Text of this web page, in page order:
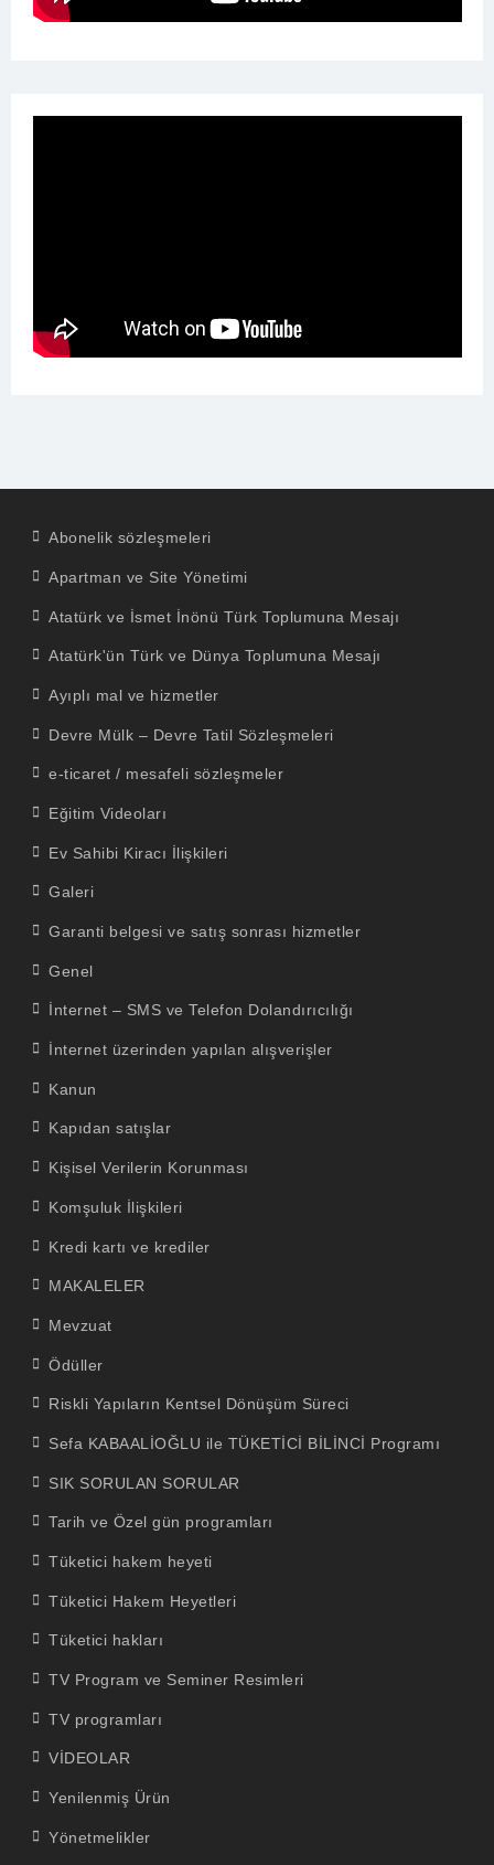
Abonelik sözleşmeleri
Apartman ve Site Yönetimi
Atatürk ve İsmet İnönü Türk Toplumuna Mesajı
Atatürk'ün Türk ve Dünya Toplumuna Mesajı
Ayıplı mal ve hizmetler
Devre Mülk – Devre Tatil Sözleşmeleri
e-ticaret / mesafeli sözleşmeler
Eğitim Videoları
Ev Sahibi Kiracı İlişkileri
Galeri
Garanti belgesi ve satış sonrası hizmetler
Genel
İnternet – SMS ve Telefon Dolandırıcılığı
İnternet üzerinden yapılan alışverişler
Kanun
Kapıdan satışlar
Kişisel Verilerin Korunması
Komşuluk İlişkileri
Kredi kartı ve krediler
MAKALELER
Mevzuat
Ödüller
Riskli Yapıların Kentsel Dönüşüm Süreci
Sefa KABAALİOĞLU ile TÜKETİCİ BİLİNCİ Programı
SIK SORULAN SORULAR
Tarih ve Özel gün programları
Tüketici hakem heyeti
Tüketici Hakem Heyetleri
Tüketici hakları
TV Program ve Seminer Resimleri
TV programları
VİDEOLAR
Yenilenmiş Ürün
Yönetmelikler